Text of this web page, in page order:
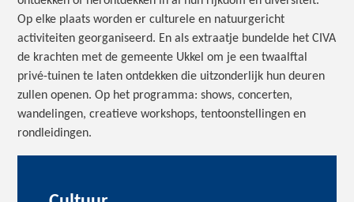
Op elke plaats worden er culturele en natuurgericht
activiteiten georganiseerd. En als extraatje bundelde het CIVA
de krachten met de gemeente Ukkel om je een twaalftal
privé-tuinen te laten ontdekken die uitzonderlijk hun deuren
zullen openen. Op het programma: shows, concerten,
wandelingen, creatieve workshops, tentoonstellingen en
rondleidingen.